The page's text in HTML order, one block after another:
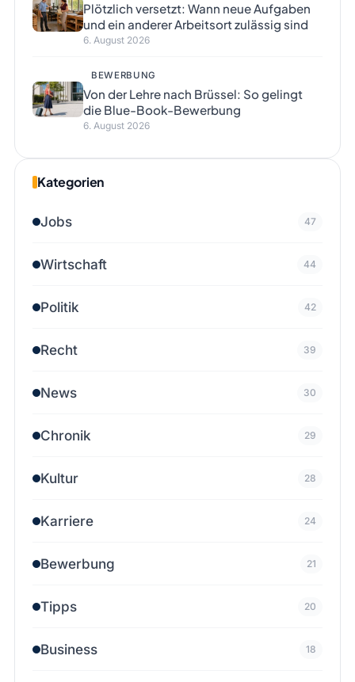
Plötzlich versetzt: Wann neue Aufgaben
und ein anderer Arbeitsort zulässig sind
6. August 2026
BEWERBUNG
Von der Lehre nach Brüssel: So gelingt
die Blue-Book-Bewerbung
6. August 2026
Kategorien
Jobs 47
Wirtschaft 44
Politik 42
Recht 39
News 30
Chronik 29
Kultur 28
Karriere 24
Bewerbung 21
Tipps 20
Business 18